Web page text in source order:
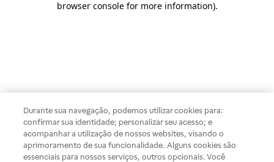
browser console for more information).
Durante sua navegação, podemos utilizar cookies para:
confirmar sua identidade; personalizar seu acesso; e
acompanhar a utilização de nossos websites, visando o
aprimoramento de sua funcionalidade. Alguns cookies são
essenciais para nossos serviços, outros opcionais. Você